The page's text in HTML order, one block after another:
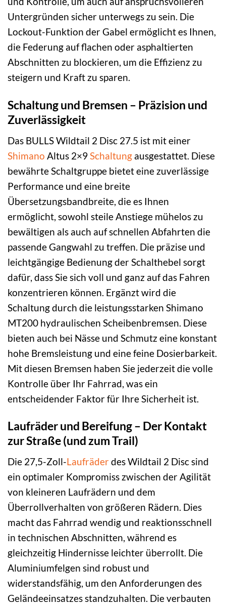
Untergründen sicher unterwegs zu sein. Die
Lockout-Funktion der Gabel ermöglicht es Ihnen,
die Federung auf flachen oder asphaltierten
Abschnitten zu blockieren, um die Effizienz zu
steigern und Kraft zu sparen.
Schaltung und Bremsen – Präzision und
Zuverlässigkeit
Das BULLS Wildtail 2 Disc 27.5 ist mit einer
Shimano Altus 2×9 Schaltung ausgestattet. Diese
bewährte Schaltgruppe bietet eine zuverlässige
Performance und eine breite
Übersetzungsbandbreite, die es Ihnen
ermöglicht, sowohl steile Anstiege mühelos zu
bewältigen als auch auf schnellen Abfahrten die
passende Gangwahl zu treffen. Die präzise und
leichtgängige Bedienung der Schalthebel sorgt
dafür, dass Sie sich voll und ganz auf das Fahren
konzentrieren können. Ergänzt wird die
Schaltung durch die leistungsstarken Shimano
MT200 hydraulischen Scheibenbremsen. Diese
bieten auch bei Nässe und Schmutz eine konstant
hohe Bremsleistung und eine feine Dosierbarkeit.
Mit diesen Bremsen haben Sie jederzeit die volle
Kontrolle über Ihr Fahrrad, was ein
entscheidender Faktor für Ihre Sicherheit ist.
Laufräder und Bereifung – Der Kontakt
zur Straße (und zum Trail)
Die 27,5-Zoll-Laufräderdes Wildtail 2 Disc sind
ein optimaler Kompromiss zwischen der Agilität
von kleineren Laufrädern und dem
Überrollverhalten von größeren Rädern. Dies
macht das Fahrrad wendig und reaktionsschnell
in technischen Abschnitten, während es
gleichzeitig Hindernisse leichter überrollt. Die
Aluminiumfelgen sind robust und
widerstandsfähig, um den Anforderungen des
Geländeeinsatzes standzuhalten. Die verbauten